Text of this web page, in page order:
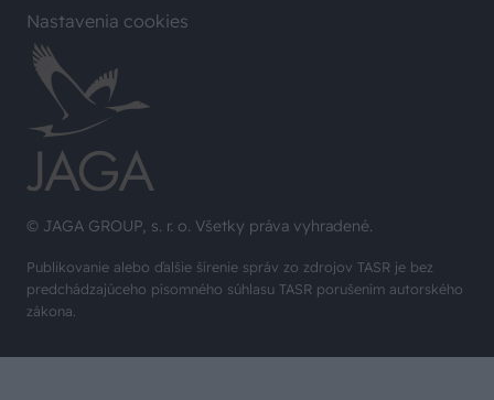
© JAGA GROUP, s. r. o. Všetky práva vyhradené.
Publikovanie alebo ďalšie šírenie správ zo zdrojov TASR je bez
predchádzajúceho písomného súhlasu TASR porušením autorského
zákona.
Nastavenia cookies